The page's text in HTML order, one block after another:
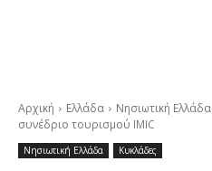
Αρχική Ελλάδα Νησιωτική Ελλάδα
συνέδριο τουρισμού IMIC
Νησιωτική Ελλάδα Κυκλάδες